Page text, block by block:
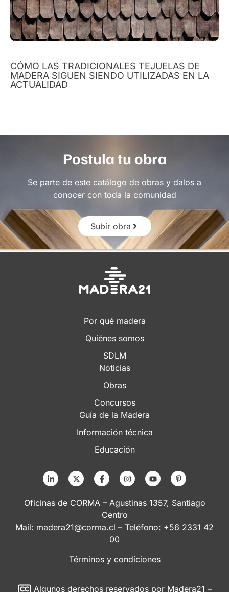
CÓMO LAS TRADICIONALES TEJUELAS DE
MADERA SIGUEN SIENDO UTILIZADAS EN LA
ACTUALIDAD
Postula tu obra
Se parte de este catálogo de obras y dalos a
conocer con toda la comunidad
Subir obra
Por qué madera
Quiénes somos
SDLM
Noticias
Obras
Concursos
Guía de la Madera
Información técnica
Educación
Oficinas de CORMA – Agustinas 1357, Santiago
Centro
Mail: madera21@corma.cl – Teléfono: +56 2331 42
00
Términos y condiciones
Algunos derechos reservadospor Madera21 –